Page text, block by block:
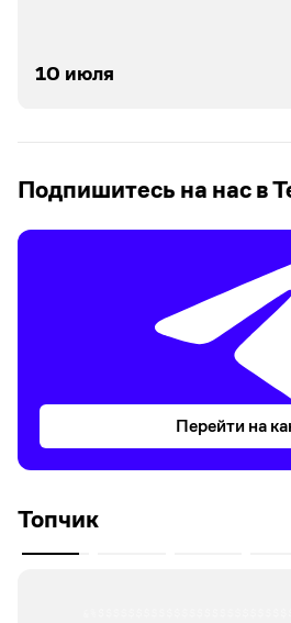
10 июля
Подпишитесь на нас в
Перейти на
Топчик